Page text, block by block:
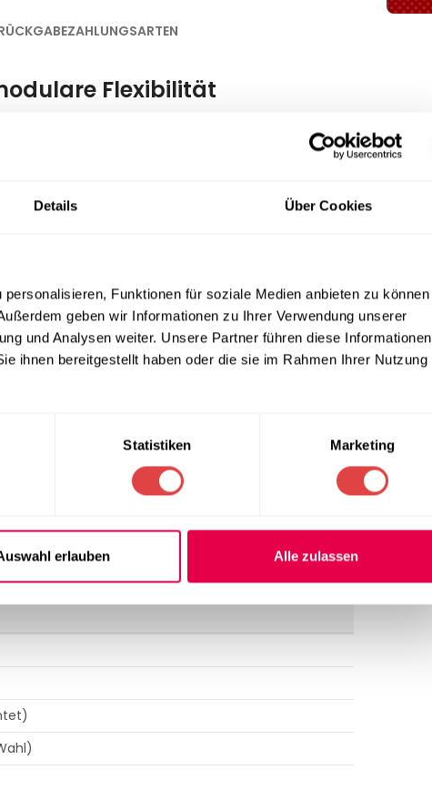
Details Über Cookies
Funktionen für soziale Medien anbieten zu können
geben wir Informationen zu Ihrer Verwendung unserer
und Analysen weiter. Unsere Partner führen diese Informationen
ihnen bereitgestellt haben oder die sie im Rahmen Ihrer Nutzung
Statistiken Marketing
erlauben Alle zulassen
ZAHLUNGSARTEN
Flexibilität
und funktionale Gastronomie-Einrichtung.
sich mühelos als Einzeltisch für zwei bis vier
Design der Osaka-Serie fügt sich
besonders beliebt, da sie im Vergleich zu
spürbar komfortabler macht. Die schwere
selbst auf belebten Terrassen oder in
um Unebenheiten im Boden perfekt
des Osaka-Modells ist daher besonders
oder verschüttete Getränke – die hochwertige
aussieht. Die Oberflächen erfüllen alle
HACCP-
aus Stabilität und Ästhetik von Gastro